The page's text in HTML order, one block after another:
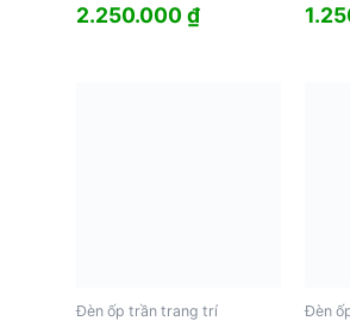
2.250.000₫
Đèn ốp trần trang trí Đèn